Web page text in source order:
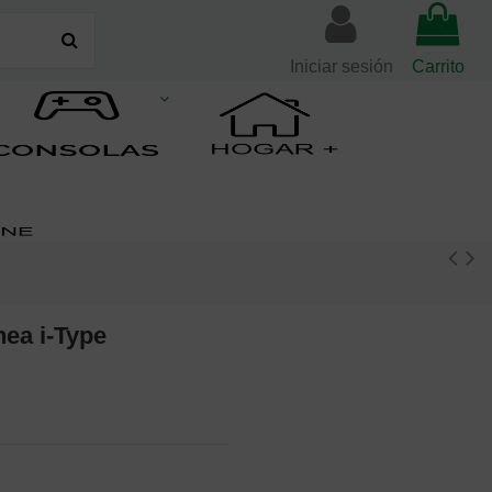
Iniciar sesión Carrito
i-Type